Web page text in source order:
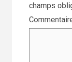
champs